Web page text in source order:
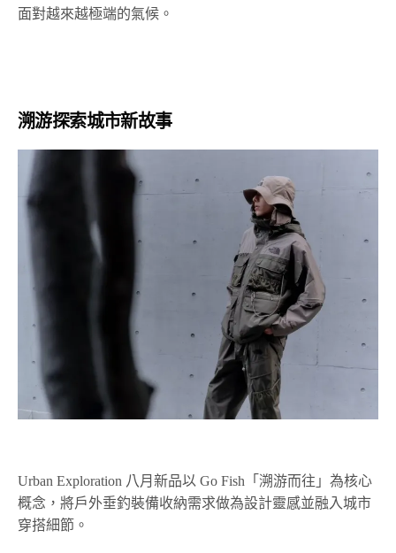
面對越來越極端的氣候。
溯游探索城市新故事
Urban Exploration 八月新品以 Go Fish「溯游而往」為核心
概念，將戶外垂釣裝備收納需求做為設計靈感並融入城市
穿搭細節。